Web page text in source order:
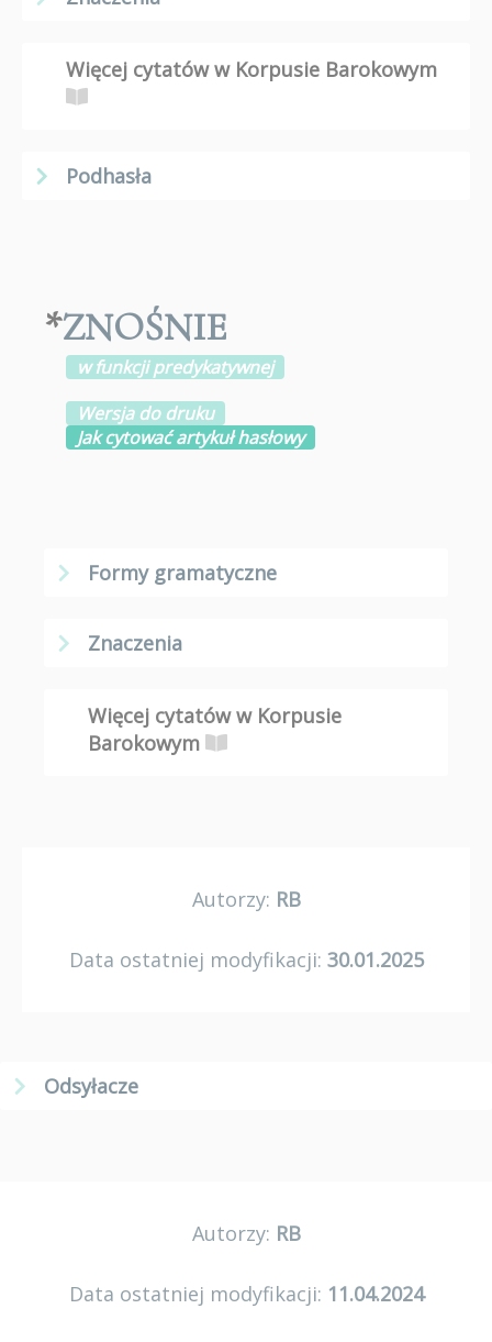
Więcej cytatów w Korpusie Barokowym
Podhasła
*ZNOŚNIE
w funkcji predykatywnej
Wersja do druku
Jak cytować artykuł hasłowy
Formy gramatyczne
Znaczenia
Więcej cytatów w Korpusie
Barokowym
Autorzy: RB
Data ostatniej modyfikacji: 30.01.2025
Odsyłacze
Autorzy: RB
Data ostatniej modyfikacji: 11.04.2024